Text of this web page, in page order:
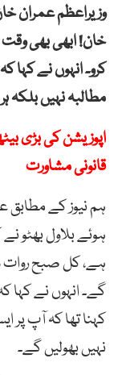
وزیراعظم عمران
خان! ابھی بھی وقت
کرو۔ انہوں نے کہا
مطالبہ نہیں
اپوزیشن کی بڑی
قانونی مشاورت
ہم نیوز کے
ہوئے بلاول بھٹو نے
ہے، کل صبح روات
گے۔ انہوں نے کہا
کہنا تھا کہ آپ پر
نہیں بھولیں گے۔